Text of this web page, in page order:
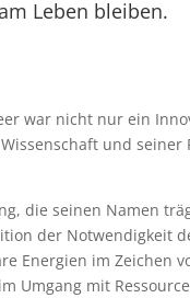
Leben bleiben.
war nicht nur ein
und seiner
die seinen Namen
der Notwendigkeit
Energien im Zeichen
Umgang mit